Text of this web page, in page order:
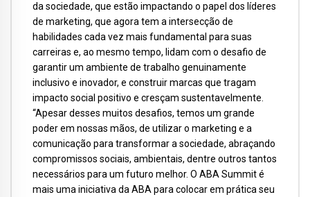
da sociedade, que estão impactando o papel dos líderes
de marketing, que agora tem a intersecção de
habilidades cada vez mais fundamental para suas
carreiras e, ao mesmo tempo, lidam com o desafio de
garantir um ambiente de trabalho genuinamente
inclusivo e inovador, e construir marcas que tragam
impacto social positivo e cresçam sustentavelmente.
“Apesar desses muitos desafios, temos um grande
poder em nossas mãos, de utilizar o marketing e a
comunicação para transformar a sociedade, abraçando
compromissos sociais, ambientais, dentre outros tantos
necessários para um futuro melhor. O ABA Summit é
mais uma iniciativa da ABA para colocar em prática seu